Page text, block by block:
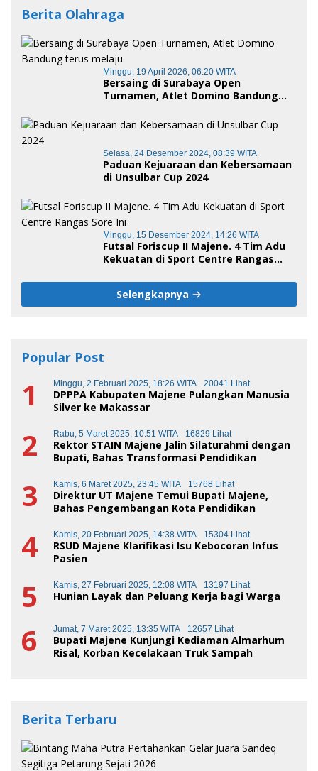
Berita Olahraga
Minggu, 19 April 2026, 06:20 WITA
Bersaing di Surabaya Open
Turnamen, Atlet Domino Bandung
Selasa, 24 Desember 2024, 08:39 WITA
Paduan Kejuaraan dan Kebersamaan
di Unsulbar Cup 2024
Minggu, 15 Desember 2024, 14:26 WITA
Futsal Foriscup II Majene. 4 Tim Adu
Kekuatan di Sport Centre Rangas
Selengkapnya
Popular Post
1 Minggu, 2 Februari 2025, 18:26 WITA 20041 Lihat
DPPPA Kabupaten Majene Pulangkan Manusia
Silver ke Makassar
2 Rabu, 5 Maret 2025, 10:51 WITA 16829 Lihat
Rektor STAIN Majene Jalin Silaturahmi dengan
Bupati, Bahas Transformasi Pendidikan
3 Kamis, 6 Maret 2025, 23:45 WITA 15768 Lihat
Direktur UT Majene Temui Bupati Majene,
Bahas Pengembangan Kota Pendidikan
4 Kamis, 20 Februari 2025, 14:38 WITA 15304 Lihat
RSUD Majene Klarifikasi Isu Kebocoran Infus
Pasien
5 Kamis, 27 Februari 2025, 12:08 WITA 13197 Lihat
Hunian Layak dan Peluang Kerja bagi Warga
6 Jumat, 7 Maret 2025, 13:35 WITA 12657 Lihat
Bupati Majene Kunjungi Kediaman Almarhum
Risal, Korban Kecelakaan Truk Sampah
Berita Terbaru